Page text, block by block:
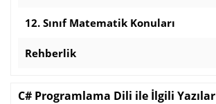
12. Sınıf Matematik Konuları
Rehberlik
C# Programlama Dili ile İlgili Yazılar